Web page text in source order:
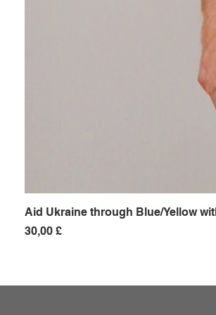
Aid Ukraine through Blue/Yellow
Preis
30,00 £